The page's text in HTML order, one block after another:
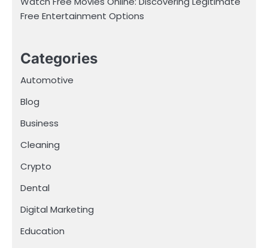
Free Entertainment Options
Categories
Automotive
Blog
Business
Cleaning
Crypto
Dental
Digital Marketing
Education